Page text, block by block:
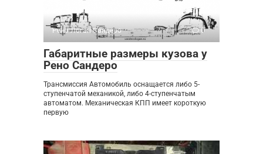
Рено Логан Сандеро 0
Габаритные размеры кузова у
Рено Сандеро
Трансмиссия Автомобиль оснащается либо 5-
ступенчатой механикой, либо 4-ступенчатым
автоматом. Механическая КПП имеет короткую
первую